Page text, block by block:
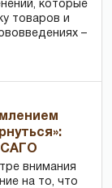
которые
товаров и
–
внимания
на то, что